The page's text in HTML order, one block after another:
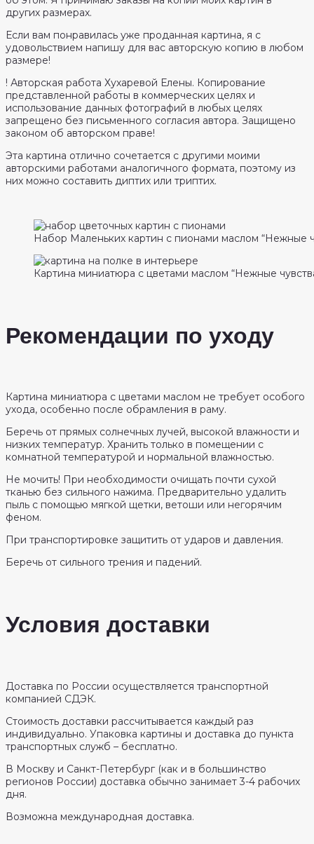
других размерах.
Если вам понравилась уже проданная картина, я с
удовольствием напишу для вас авторскую копию в любом
размере!
! Авторская работа Хухаревой Елены. Копирование
представленной работы в коммерческих целях и
использование данных фотографий в любых целях
запрещено без письменного согласия автора. Защищено
законом об авторском праве!
Эта картина отлично сочетается с другими моими
авторскими работами аналогичного формата, поэтому из
них можно составить диптих или триптих.
Набор Маленьких картин с пионами маслом “Нежные
Картина миниатюра с цветами маслом “Нежные
Рекомендации по уходу
Картина миниатюра с цветами маслом не требует особого
ухода, особенно после обрамления в раму.
Беречь от прямых солнечных лучей, высокой влажности и
низких температур. Хранить только в помещении с
комнатной температурой и нормальной влажностью.
Не мочить! При необходимости очищать почти сухой
тканью без сильного нажима. Предварительно удалить
пыль с помощью мягкой щетки, ветоши или негорячим
феном.
При транспортировке защитить от ударов и давления.
Беречь от сильного трения и падений.
Условия доставки
Доставка по России осуществляется транспортной
компанией СДЭК.
Стоимость доставки рассчитывается каждый раз
индивидуально. Упаковка картины и доставка до пункта
транспортных служб – бесплатно.
В Москву и Санкт-Петербург (как и в большинство
регионов России) доставка обычно занимает 3-4 рабочих
дня.
Возможна международная доставка.